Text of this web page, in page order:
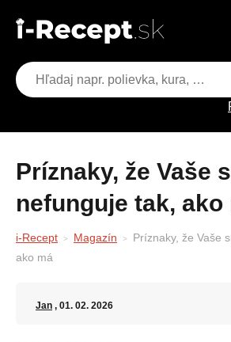
Príznaky, že Vaše srdce
nefunguje tak, ako
i-Recept Magazín
Príznaky, že Vaše
ako má
Jan , 01. 02. 2026